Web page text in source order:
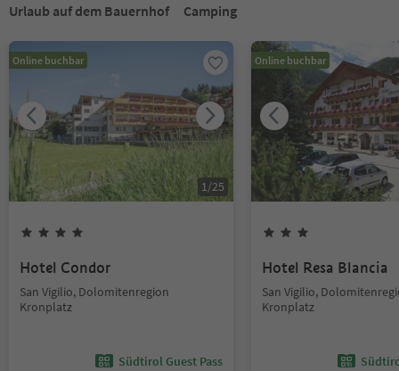
Urlaub auf dem Bauernhof
Camping
Online buchbar
1/25
Hotel Condor
San Vigilio, Dolomitenregion
Kronplatz
Südtirol Guest Pass
Online buchbar
Hotel Resa Blancia
San Vigilio,
Kronplatz